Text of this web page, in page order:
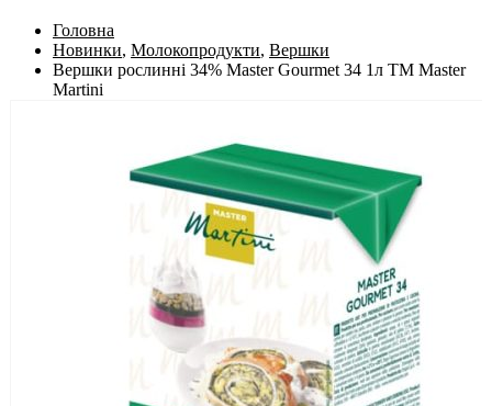
Головна
Новинки, Молокопродукти, Вершки
Вершки рослинні 34% Master Gourmet 34 1л ТМ Master
Martini